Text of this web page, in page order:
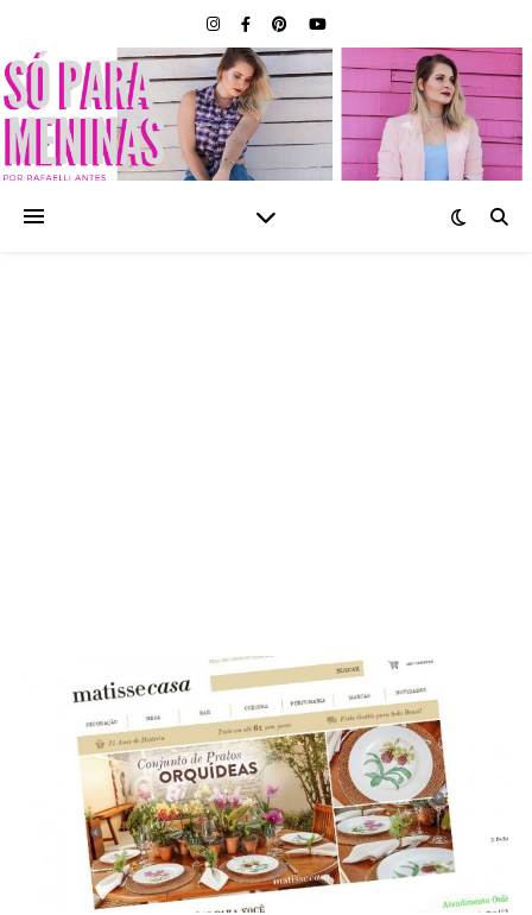
SÓ PARA MENINAS |
BLOG FEMININO POR
RAFAELLI ANTES